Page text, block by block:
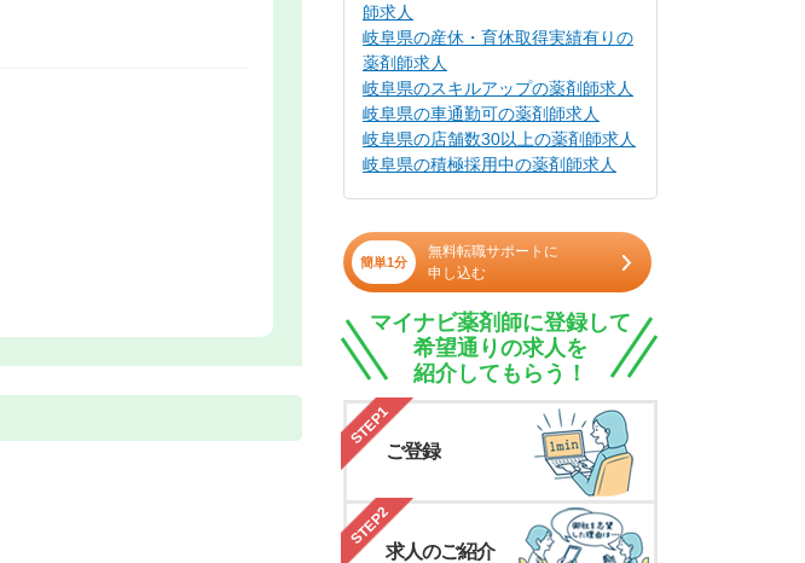
師求人
岐阜県の産休・育休取得実績有りの
薬剤師求人
岐阜県のスキルアップの薬剤師求人
岐阜県の車通勤可の薬剤師求人
岐阜県の店舗数30以上の薬剤師求人
岐阜県の積極採用中の薬剤師求人
簡単1分
無料転職サポートに
申し込む
マイナビ薬剤師に登録して
希望通りの求人を
紹介してもらう！
STEP1
ご登録
STEP2
求人のご紹介